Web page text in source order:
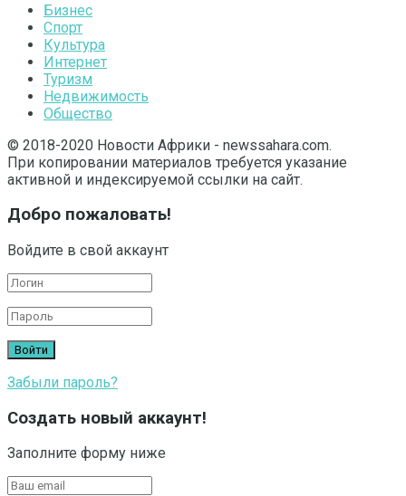
Бизнес
Спорт
Культура
Интернет
Туризм
Недвижимость
Общество
© 2018-2020 Новости Африки - newssahara.com.
При копировании материалов требуется указание
активной и индексируемой ссылки на сайт.
Добро пожаловать!
Войдите в свой аккаунт
Забыли пароль?
Создать новый аккаунт!
Заполните форму ниже